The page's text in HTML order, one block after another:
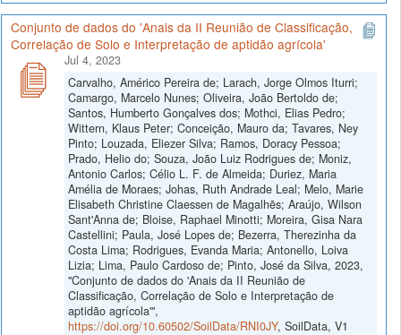
Conjunto de dados do 'Anais da II Reunião de Classificação,
Correlação de Solo e Interpretação de aptidão agrícola'
Jul 4, 2023
Carvalho, Américo Pereira de; Larach, Jorge Olmos Iturri;
Camargo, Marcelo Nunes; Oliveira, João Bertoldo de;
Santos, Humberto Gonçalves dos; Mothci, Elias Pedro;
Wittern, Klaus Peter; Conceição, Mauro da; Tavares, Ney
Pinto; Louzada, Eliezer Silva; Ramos, Doracy Pessoa;
Prado, Helio do; Souza, João Luiz Rodrigues de; Moniz,
Antonio Carlos; Célio L. F. de Almeida; Duriez, Maria
Amélia de Moraes; Johas, Ruth Andrade Leal; Melo, Marie
Elisabeth Christine Claessen de Magalhẽs; Araújo, Wilson
Sant'Anna de; Bloise, Raphael Minotti; Moreira, Gisa Nara
Castellini; Paula, José Lopes de; Bezerra, Therezinha da
Costa Lima; Rodrigues, Evanda Maria; Antonello, Loiva
Lizia; Lima, Paulo Cardoso de; Pinto, José da Silva, 2023,
"Conjunto de dados do 'Anais da II Reunião de
Classificação, Correlação de Solo e Interpretação de
aptidão agrícola'",
https://doi.org/10.60502/SoilData/RNI0JY, SoilData, V1